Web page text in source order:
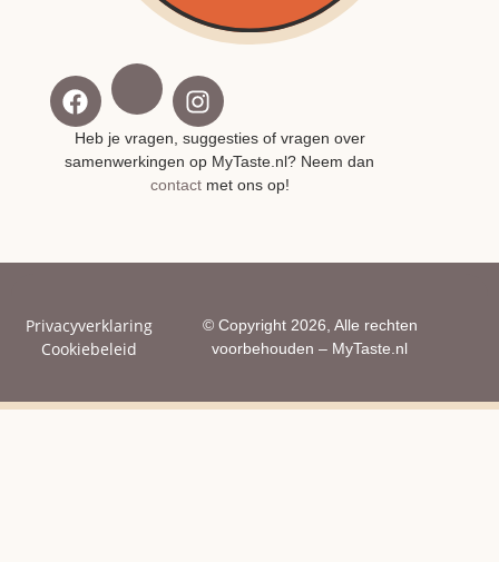
Heb je vragen, suggesties of vragen over
samenwerkingen op MyTaste.nl? Neem dan
contactmet ons op!
Privacyverklaring
Cookiebeleid
© Copyright 2026, Alle rechten
voorbehouden – MyTaste.nl